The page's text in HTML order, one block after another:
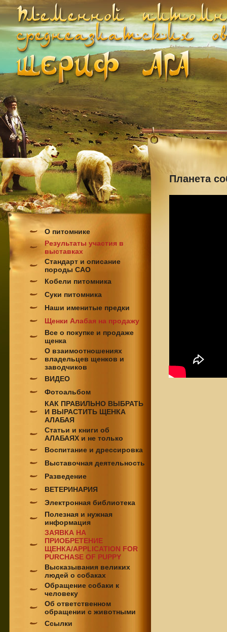
О питомнике
Результаты участия в
выставках
Стандарт и описание
породы САО
Кобели питомника
Суки питомника
Наши именитые предки
Щенки Алабая на продажу
Все о покупке и продаже
щенка
О взаимоотношениях
владельцев щенков и
заводчиков
ВИДЕО
Фотоальбом
КАК ПРАВИЛЬНО ВЫБРАТЬ
И ВЫРАСТИТЬ ЩЕНКА
АЛАБАЯ
Статьи и книги об
АЛАБАЯХ и не только
Воспитание и дрессировка
Выставочная деятельность
Разведение
ВЕТЕРИНАРИЯ
Электронная библиотека
Полезная и нужная
информация
ЗАЯВКА НА
ПРИОБРЕТЕНИЕ
ЩЕНКА/APPLICATION FOR
PURCHASE OF PUPPY
Высказывания великих
людей о собаках
Обращение собаки к
человеку
Об ответственном
обращении с животными
Ссылки
Планета